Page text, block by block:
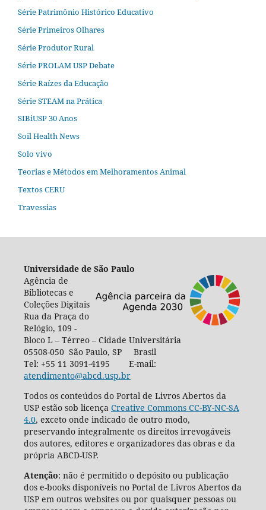
Série Patrimônio Histórico Educativo
Série Primeiros Olhares
Série Produtor Rural
Série PROLAM USP Debate
Série Raízes da Educação
Série STEAM na Prática
SIBiUSP 30 Anos
Soil Health News
Solo vivo
Teorias e Métodos em Melhoramentos Animal
Textos CERU
Travessias
Universidade de São Paulo
Agência de
Bibliotecas e
Coleções Digitais
Rua da Praça do
Relógio, 109 -
Bloco L – Térreo – Cidade Universitária
05508-050 São Paulo, SP Brasil
Tel: +55 11 3091-4195 E-mail:
atendimento@abcd.usp.br
Todos os conteúdos do Portal de Livros Abertos da
USP estão sob licença Creative Commons CC-BY-NC-SA
4.0, exceto onde indicado de outro modo,
preservando integralmente os direitos irrevogáveis
dos autores, editores e organizadores das obras e da
própria ABCD-USP.
Atenção: não é permitido o depósito ou publicação
dos e-books disponíveis no Portal de Livros Abertos da
USP em outros websites ou por quaisquer pessoas ou